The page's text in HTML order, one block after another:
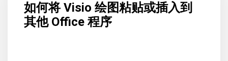
如何将 Visio 绘图粘贴或插入到
其他 Office 程序